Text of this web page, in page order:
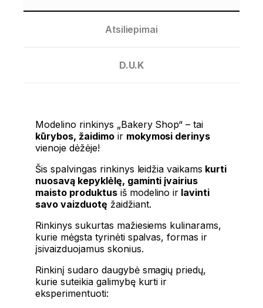
Atsiliepimai
D.U.K
Modelino rinkinys „Bakery Shop“ – tai
kūrybos, žaidimoir mokymosi derinys
vienoje dėžėje!
Šis spalvingas rinkinys leidžia vaikams kurti
nuosavą kepyklėlę, gaminti įvairius
maisto produktusiš modelino ir lavinti
savo vaizduotę žaidžiant.
Rinkinys sukurtas mažiesiems kulinarams,
kurie mėgsta tyrinėti spalvas, formas ir
įsivaizduojamus skonius.
Rinkinį sudaro daugybė smagių priedų,
kurie suteikia galimybę kurti ir
eksperimentuoti: